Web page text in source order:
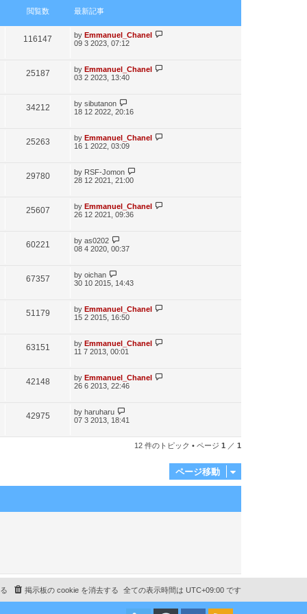
閲覧数 最新記事
116147
最
新
事
by Emmanuel_Chanel
09 3 2023, 07:12
25187閲
数
最
新
事
by Emmanuel_Chanel
03 2 2023, 13:40
34212閲
数
最
新
事
by sibutanon
18 12 2022, 20:16
25263閲
数
最
新
事
by Emmanuel_Chanel
16 1 2022, 03:09
29780閲
数
最
新
事
by RSF-Jomon
28 12 2021, 21:00
25607閲
数
最
新
事
by Emmanuel_Chanel
26 12 2021, 09:36
60221
数
最
新
事
by as0202
08 4 2020, 00:37
67357閲
数
最
新
事
by oichan
30 10 2015, 14:43
51179閲
数
最
新
事
by Emmanuel_Chanel
15 2 2015, 16:50
63151
数
最
新
事
by Emmanuel_Chanel
11 7 2013, 00:01
42148閲
数
最
新
事
by Emmanuel_Chanel
26 6 2013, 22:46
42975閲
最
新
by haruharu
07 3 2013, 18:41
12 件のトピック • ページ 1 ／ 1
ページ移動
全ての表示時間は UTC+09:00 です
掲示板の cookie を消去する